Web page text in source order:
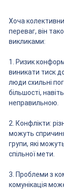
Хоча
переваг, він
викликами:
1. Ризик
виникати тиск
люди схильні
більшості,
неправильною.
2. Конфлікти:
можуть
групи, які
спільної мети.
3. Проблеми з
комунікація